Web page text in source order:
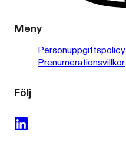
Meny
Personuppgiftspolicy
Prenumerationsvillkor
Följ